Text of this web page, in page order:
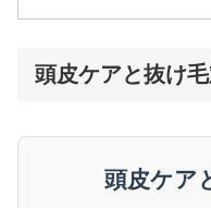
頭皮ケアと抜け
頭皮ケア